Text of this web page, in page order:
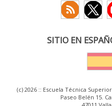
SITIO EN
(c) 2026 :: Escuela Técnica
Paseo Belén 15.